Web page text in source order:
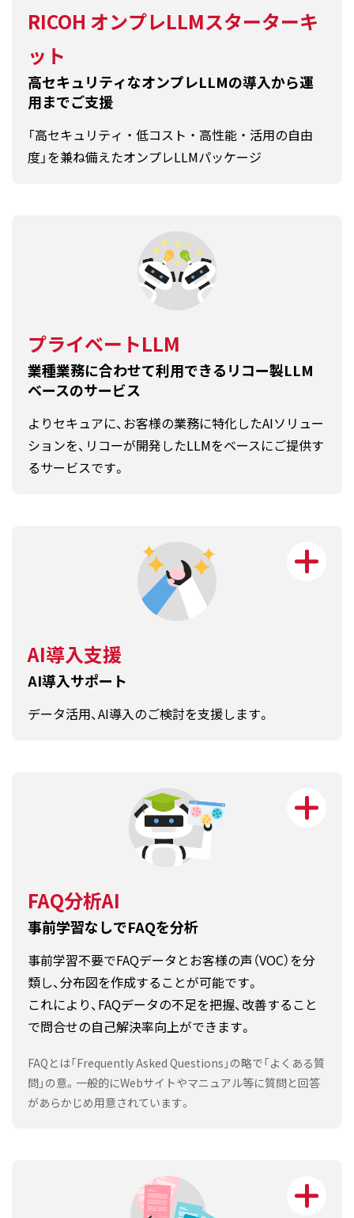
RICOH オンプレLLMスターターキ
ット
高セキュリティなオンプレLLMの導入から運
用までご支援
「高セキュリティ ・ 低コスト ・ 高性能 ・ 活用の自由
度」を兼ね備えたオンプレLLMパッケージ
プライベートLLM
業種業務に合わせて利用できるリコー製LLM
ベースのサービス
よりセキュアに、お客様の業務に特化したAIソリュー
ションを、リコーが開発したLLMをベースにご提供す
るサービスです。
AI導入支援
AI導入サポート
データ活用、AI導入のご検討を支援します。
FAQ分析AI
事前学習なしでFAQを分析
事前学習不要でFAQデータとお客様の声（VOC）を分
類し、分布図を作成することが可能です。
これにより、FAQデータの不足を把握、改善すること
で問合せの自己解決率向上ができます。
FAQとは「Frequently Asked Questions」の略で「よくある質
問」の意。一般的にWebサイトやマニュアル等に質問と回答
があらかじめ用意されています。